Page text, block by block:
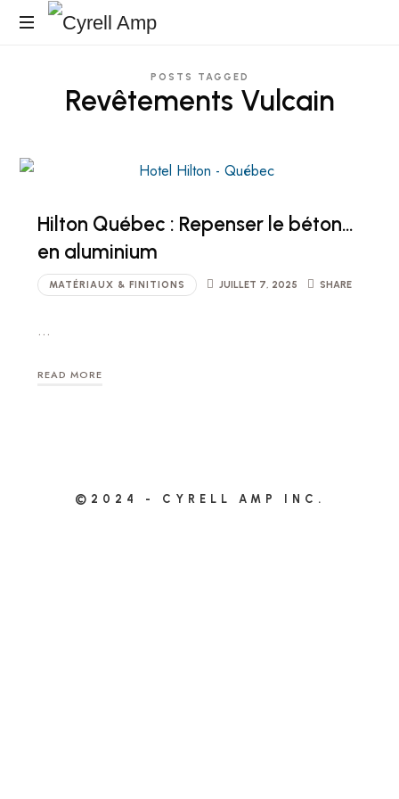
Cyrell
POSTS TAGGED
Revêtements Vulcain
Hilton Québec : Repenser le béton…
en aluminium
MATÉRIAUX & FINITIONS JUILLET 7, 2025 SHARE
…
READ MORE
©2024 - CYRELL AMP INC.